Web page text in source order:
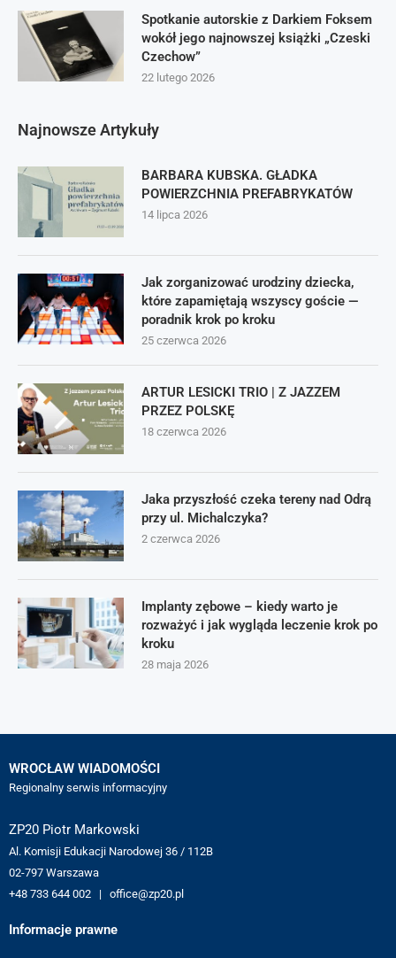
Spotkanie autorskie z Darkiem Foksem
wokół jego najnowszej książki „Czeski
Czechow”
22 lutego 2026
Najnowsze Artykuły
BARBARA KUBSKA. GŁADKA
POWIERZCHNIA PREFABRYKATÓW
14 lipca 2026
Jak zorganizować urodziny dziecka,
które zapamiętają wszyscy goście —
poradnik krok po kroku
25 czerwca 2026
ARTUR LESICKI TRIO | Z JAZZEM
PRZEZ POLSKĘ
18 czerwca 2026
Jaka przyszłość czeka tereny nad Odrą
przy ul. Michalczyka?
2 czerwca 2026
Implanty zębowe – kiedy warto je
rozważyć i jak wygląda leczenie krok po
kroku
28 maja 2026
WROCŁAW WIADOMOŚCI
Regionalny serwis informacyjny
ZP20 Piotr Markowski
Al. Komisji Edukacji Narodowej 36 / 112B
02-797 Warszawa
+48 733 644 002 | office@zp20.pl
Informacje prawne